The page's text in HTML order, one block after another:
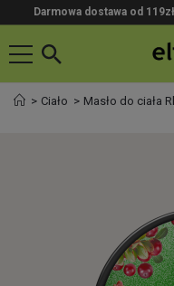
Darmowa dostawa od 119zł
Ciało Masło do ciała